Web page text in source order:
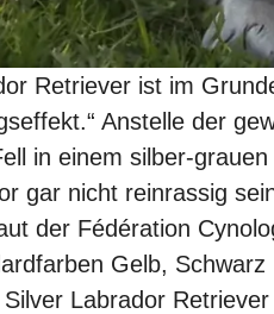
Retriever ist im
Anstelle der
in einem silber-
gar nicht reinrassig
der Fédération
Gelb,
Labrador